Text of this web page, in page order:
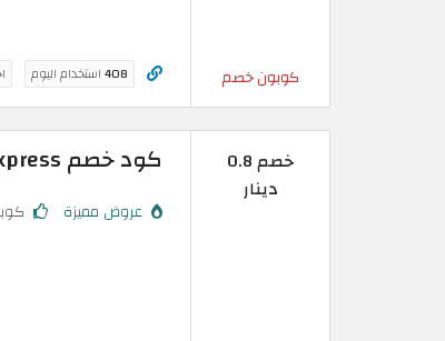
كوبون خصم 408استخدام اليوم
خصم 0.8
دينار
كود خصم AliExpress تخفيض فعال بقيمة (0.8 دينار بحريني)
عروض مميزة